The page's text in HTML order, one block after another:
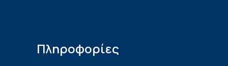
Πληροφορίες